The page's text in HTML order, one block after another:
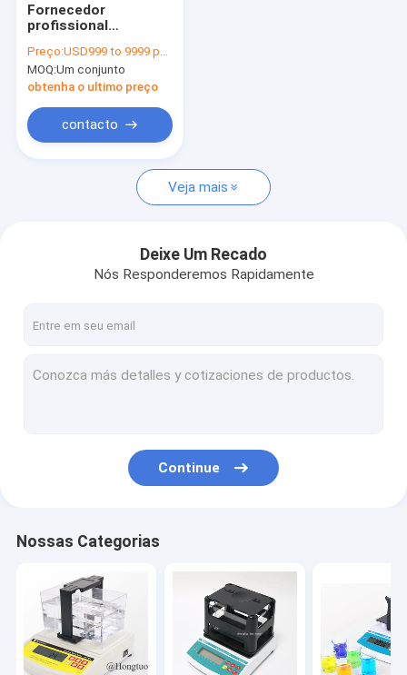
Fornecedor
profissional
automático de
líquidos, Densímetro,
Hidrômetro Alta
Preço:USD999 to 9999 per unit
MOQ:Um conjunto
obtenha o ultimo preço
contacto
Veja mais
Deixe Um Recado
Nós Responderemos Rapidamente
Continue
Nossas Categorias